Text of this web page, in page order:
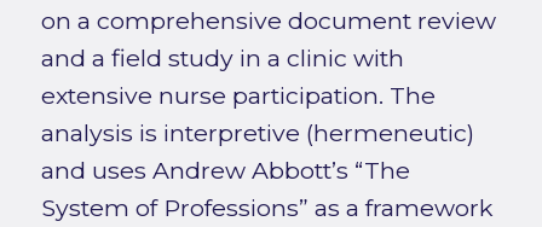
on a comprehensive document review
and a field study in a clinic with
extensive nurse participation. The
analysis is interpretive (hermeneutic)
and uses Andrew Abbott’s “The
System of Professions” as a framework